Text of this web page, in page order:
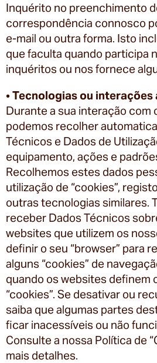
Inquérito no preenchimento
correspondência connosco
e-mail ou outra forma. Isto
que faculta quando participa
inquéritos ou nos fornece
•Tecnologias ou
Durante a sua interação com
podemos recolher
Técnicos e Dados de
equipamento, ações e
Recolhemos estes dados
utilização de “cookies”,
outras tecnologias similares.
receber Dados Técnicos
websites que utilizem os
definir o seu “browser” para
alguns “cookies” de
quando os websites definem
“cookies”. Se desativar ou
saiba que algumas partes
ficar inacessíveis ou não
Consulte a nossa Política de
mais detalhes.